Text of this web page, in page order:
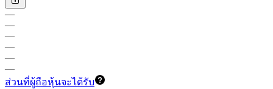
—
—
—
—
—
—
ส่วนที่ผู้ถือหุ้นจะได้รับ